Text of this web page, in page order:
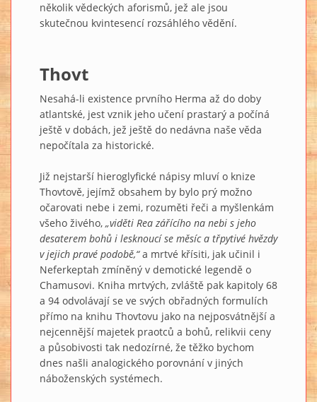
několik vědeckých aforismů, jež ale jsou
skutečnou kvintesencí rozsáhlého vědění.
Thovt
Nesahá-li existence prvního Herma až do doby
atlantské, jest vznik jeho učení prastarý a počíná
ještě v dobách, jež ještě do nedávna naše věda
nepočítala za historické.
Již nejstarší hieroglyfické nápisy mluví o knize
Thovtově, jejímž obsahem by bylo prý možno
očarovati nebe i zemi, rozuměti řeči a myšlenkám
všeho živého, „viděti Rea zářícího na nebi s jeho
desaterem bohů i lesknoucí se měsíc a třpytivé hvězdy
v jejich pravé podobě,“a mrtvé křísiti, jak učinil i
Neferkeptah zmíněný v demotické legendě o
Chamusovi. Kniha mrtvých, zvláště pak kapitoly 68
a 94 odvolávají se ve svých obřadných formulích
přímo na knihu Thovtovu jako na nejposvátnější a
nejcennější majetek praotců a bohů, relikvii ceny
a působivosti tak nedozírné, že těžko bychom
dnes našli analogického porovnání v jiných
náboženských systémech.